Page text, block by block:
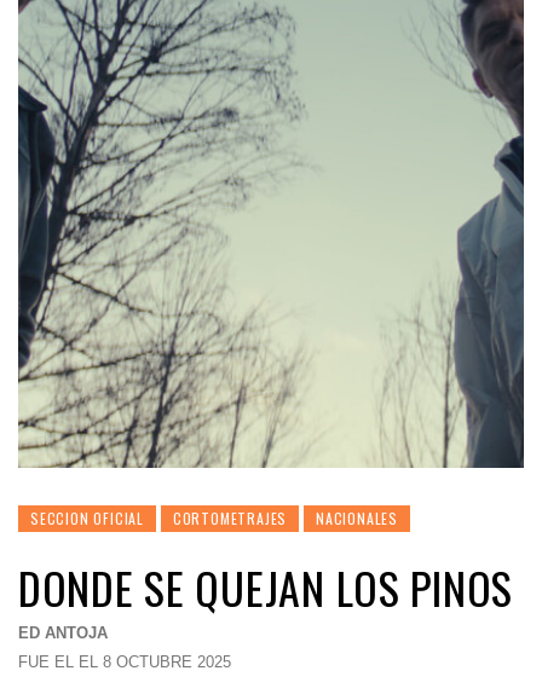
SECCION OFICIAL CORTOMETRAJES NACIONALES
DONDE SE QUEJAN LOS PINOS
ED ANTOJA
FUE EL EL 8 OCTUBRE 2025